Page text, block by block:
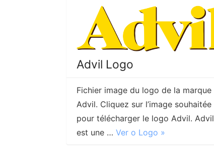
Advil Logo
Fichier image du logo de la marque
Advil. Cliquez sur l’image souhaitée
pour télécharger le logo Advil. Advil
est une … Ver o Logo »